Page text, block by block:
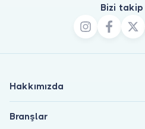
Bizi takip
Hakkımızda
Branşlar